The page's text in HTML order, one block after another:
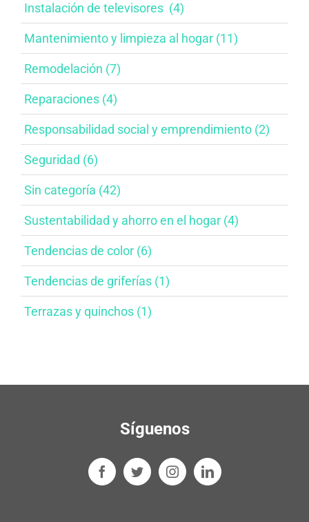
Instalación de televisores​ ​ (4)
Mantenimiento y limpieza al hogar​ (11)
Remodelación (7)
Reparaciones (4)
Responsabilidad social y emprendimiento​ (2)
Seguridad (6)
Sin categoría (42)
Sustentabilidad y ahorro en el hogar​ (4)
Tendencias de color (6)
Tendencias de griferías​ (1)
Terrazas y quinchos (1)
Síguenos